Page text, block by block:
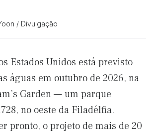
/ Divulgação
Estados Unidos está previsto
águas em outubro de 2026, na
Garden — um parque
no oeste da Filadélfia.
pronto, o projeto de mais de 20